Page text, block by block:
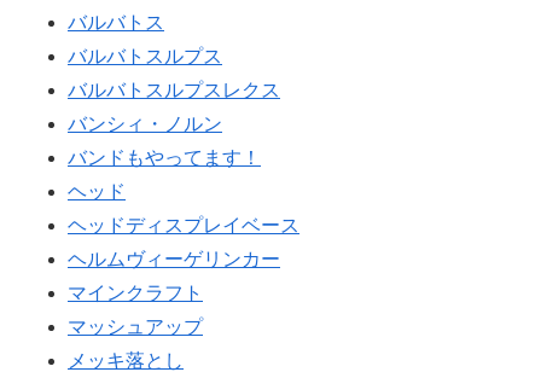
バルバトス
バルバトスルプス
バルバトスルプスレクス
バンシィ・ノルン
バンドもやってます！
ヘッド
ヘッドディスプレイベース
ヘルムヴィーゲリンカー
マインクラフト
マッシュアップ
メッキ落とし